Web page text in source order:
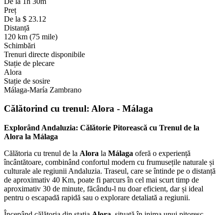
Preț
De la $ 23.12
Distanță
120 km (75 mile)
Schimbări
Trenuri directe disponibile
Stație de plecare
Alora
Stație de sosire
Málaga-María Zambrano
Călătorind cu trenul: Alora - Málaga
Explorând Andaluzia: Călătorie Pitorească cu Trenul de la
Alora la Málaga
Călătoria cu trenul de la Alora la Málaga oferă o experiență
încântătoare, combinând confortul modern cu frumusețile naturale și
culturale ale regiunii Andaluzia. Traseul, care se întinde pe o distanță
de aproximativ 40 Km, poate fi parcurs în cel mai scurt timp de
aproximativ 30 de minute, făcându-l nu doar eficient, dar și ideal
pentru o escapadă rapidă sau o explorare detaliată a regiunii.